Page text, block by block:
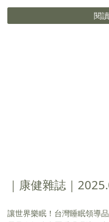
閱
｜康健雜誌｜
讓世界樂眠！台灣睡眠領導